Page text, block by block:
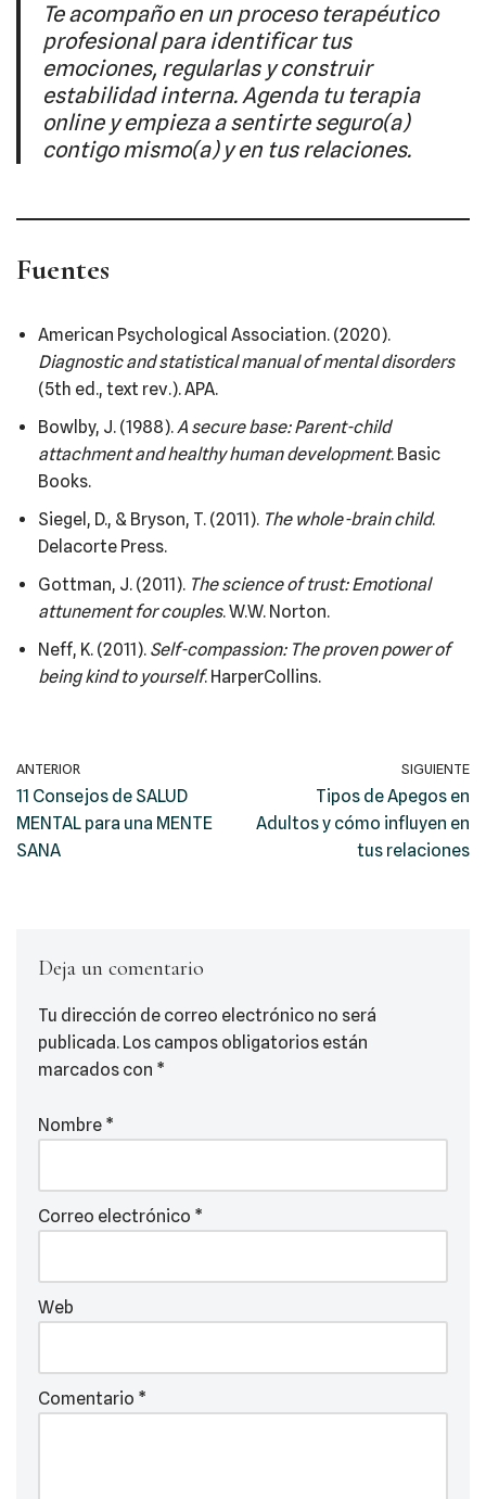
Te acompaño en un proceso terapéutico
profesional para identificar tus
emociones, regularlas y construir
estabilidad interna. Agenda tu terapia
online y empieza a sentirte seguro(a)
contigo mismo(a) y en tus relaciones.
Fuentes
American Psychological Association. (2020).
Diagnostic and statistical manual of mental disorders
(5th ed., text rev.). APA.
Bowlby, J. (1988).A secure base: Parent-child
attachment and healthy human development. Basic
Books.
Siegel, D., & Bryson, T. (2011). The whole-brain child.
Delacorte Press.
Gottman, J. (2011). The science of trust: Emotional
attunement for couples. W.W. Norton.
Neff, K. (2011). Self-compassion: The proven power of
being kind to yourself. HarperCollins.
ANTERIOR
11 Consejos de SALUD
MENTAL para una MENTE
SANA
SIGUIENTE
Tipos de Apegos en
Adultos y cómo influyen en
tus relaciones
Deja un comentario
Tu dirección de correo electrónico no será
publicada. Los campos obligatorios están
marcados con *
Nombre *
Correo electrónico *
Web
Comentario *